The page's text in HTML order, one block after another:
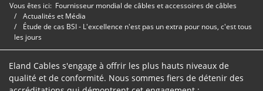
Vous êtes ici: Fournisseur mondial de câbles et accessoires de câbles
Actualités et Média
Étude de cas BSI - L'excellence n'est pas un extra pour nous, c'est tous
les jours
Eland Cables s'engage à offrir les plus hauts niveaux de
qualité et de conformité. Nous sommes fiers de détenir des